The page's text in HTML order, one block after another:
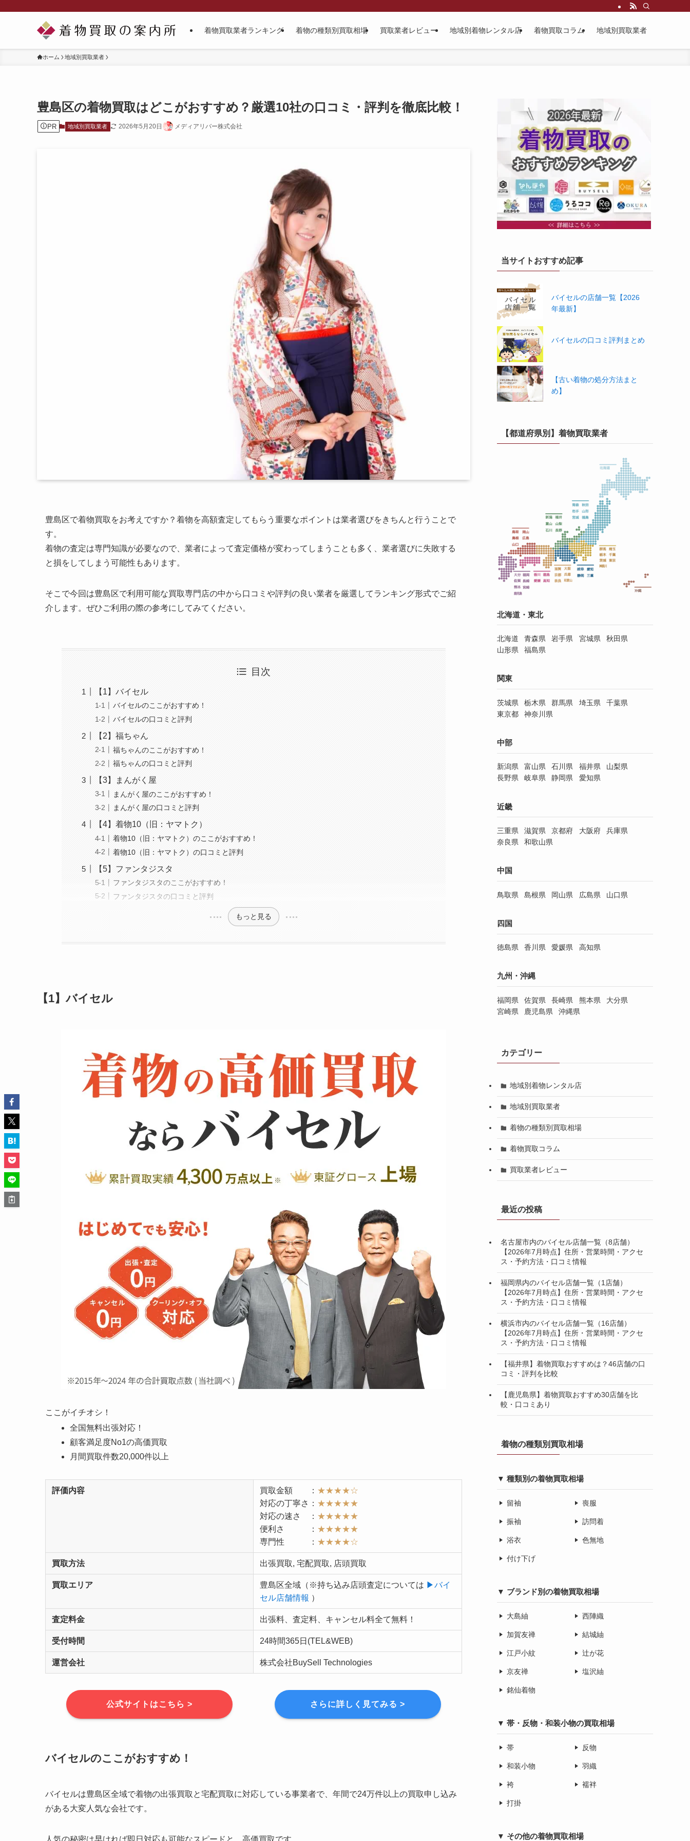
着物買取業者ランキング 着物の種類別買取相場 買取業者レビュー 地域別着物レンタル店 着物買取コラム 地域別買取業者
ホーム 地域別買取業者
豊島区の着物買取はどこがおすすめ？厳選10社の口コミ・評判を徹底比較！
PR 地域別買取業者 2026年5月20日 メディアリバー株式会社
豊島区で着物買取をお考えですか？着物を高額査定してもらう重要なポイントは業者選びをきちんと行うことで
す。
着物の査定は専門知識が必要なので、業者によって査定価格が変わってしまうことも多く、業者選びに失敗する
と損をしてしまう可能性もあります。
そこで今回は豊島区で利用可能な買取専門店の中から口コミや評判の良い業者を厳選してランキング形式でご紹
介します。ぜひご利用の際の参考にしてみてください。
目次
【1】バイセル
バイセルのここがおすすめ！
バイセルの口コミと評判
【2】福ちゃん
福ちゃんのここがおすすめ！
福ちゃんの口コミと評判
【3】まんがく屋
まんがく屋のここがおすすめ！
まんがく屋の口コミと評判
【4】着物10（旧：ヤマトク）
着物10（旧：ヤマトク）のここがおすすめ！
着物10（旧：ヤマトク）の口コミと評判
【5】ファンタジスタ
ファンタジスタのここがおすすめ！
ファンタジスタの口コミと評判
もっと見る
【1】バイセル
ここがイチオシ！
全国無料出張対応！
顧客満足度No1の高価買取
月間買取件数20,000件以上
評価内容 買取金額 ： ★★★★☆
対応の丁寧さ： ★★★★★
対応の速さ ： ★★★★★
便利さ ： ★★★★★
専門性 ： ★★★★☆
買取方法 出張買取, 宅配買取, 店頭買取
買取エリア 豊島区全域（ ※持ち込み店頭査定については ▶︎バイ
セル店舗情報 ）
査定料金 出張料、査定料、キャンセル料全て無料！
受付時間 24時間365日(TEL&WEB)
運営会社 株式会社BuySell Technologies
公式サイトはこちら > さらに詳しく見てみる >
バイセルのここがおすすめ！
バイセルは豊島区全域で着物の出張買取と宅配買取に対応している事業者で、年間で24万件以上の買取申し込み
がある大変人気な会社です。
人気の秘密は早ければ即日対応も可能なスピードと、高価買取です。
当サイトおすすめ記事
バイセルの店舗一覧【2026
年最新】
バイセルの口コミ評判まとめ
【古い着物の処分方法まと
め】
【都道府県別】着物買取業者
北海道・東北
北海道 青森県 岩手県 宮城県
秋田県
山形県
福島県
関東
茨城県 栃木県 群馬県 埼玉県
千葉県
東京都
神奈川県
中部
新潟県 富山県 石川県 福井県
山梨県
長野県
岐阜県 静岡県 愛知県
近畿
三重県 滋賀県 京都府 大阪府
兵庫県
奈良県
和歌山県
中国
鳥取県 島根県 岡山県 広島県 山口県
四国
徳島県 香川県 愛媛県 高知県
九州・沖縄
福岡県 佐賀県 長崎県 熊本県
大分県
宮崎県
鹿児島県 沖縄県
カテゴリー
地域別着物レンタル店
地域別買取業者
着物の種類別買取相場
着物買取コラム
買取業者レビュー
最近の投稿
名古屋市内のバイセル店舗一覧（8店舗）
【2026年7月時点】住所・営業時間・アクセ
ス・予約方法・口コミ情報
福岡県内のバイセル店舗一覧（1店舗）
【2026年7月時点】住所・営業時間・アクセ
ス・予約方法・口コミ情報
横浜市内のバイセル店舗一覧（16店舗）
【2026年7月時点】住所・営業時間・アクセ
ス・予約方法・口コミ情報
【福井県】着物買取おすすめは？46店舗の口
コミ・評判を比較
【鹿児島県】着物買取おすすめ30店舗を比
較・口コミあり
着物の種類別買取相場
▼ 種類別の着物買取相場
留袖 喪服
振袖 訪問着
浴衣 色無地
付け下げ
▼ ブランド別の着物買取相場
大島紬 西陣織
加賀友禅 結城紬
江戸小紋 辻が花
京友禅 塩沢紬
銘仙着物
▼ 帯・反物・和装小物の買取相場
帯 反物
和装小物 羽織
袴 襦袢
打掛
▼ その他の着物買取相場